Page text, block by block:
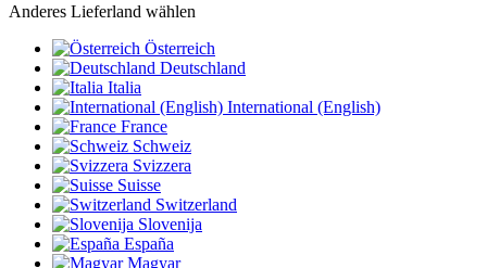
Anderes Lieferland wählen
Österreich
Deutschland
Italia
International (English)
France
Schweiz
Svizzera
Suisse
Switzerland
Slovenija
España
Magyar